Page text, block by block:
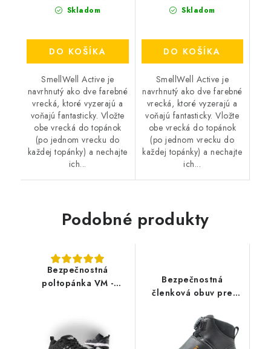
Skladom
DO KOŠÍKA
SmellWell Active je
navrhnutý ako dve farebné
vrecká, ktoré vyzerajú a
voňajú fantasticky. Vložte
obe vrecká do topánok
(po jednom vrecku do
každej topánky) a nechajte
ich...
Skladom
DO KOŠÍKA
SmellWell Active je
navrhnutý ako dve farebné
vrecká, ktoré vyzerajú a
voňajú fantasticky. Vložte
obe vrecká do topánok
(po jednom vrecku do
každej topánky) a nechajte
ich...
Podobné produkty
Bezpečnostná
poltopánka VM -
Bezpečnostná
členková obuv pre
SIEVI - Asphalt Roller
XL+ S2P BOA